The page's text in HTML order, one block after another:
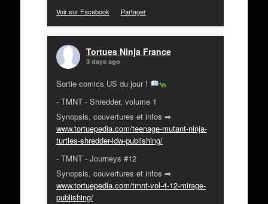
Voir sur Facebook · Partager
Tortues Ninja France
3 days ago
Sortie comics US du jour !
- TMNT - Shredder, volume 1
Synopsis, couvertures et infos ➡
www.tortuepedia.com/teenage-mutant-ninja-
turtles-shredder-idw-publishing/
- TMNT - Journeys #12
Synopsis, couvertures et infos ➡
www.tortuepedia.com/tmnt-vol-4-12-mirage-
publishing/